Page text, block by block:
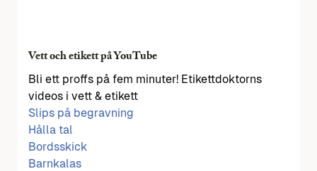
Vett och etikett på YouTube
Bli ett proffs på fem minuter! Etikettdoktorns
videos i vett & etikett
Slips på begravning
Hålla tal
Bordsskick
Barnkalas